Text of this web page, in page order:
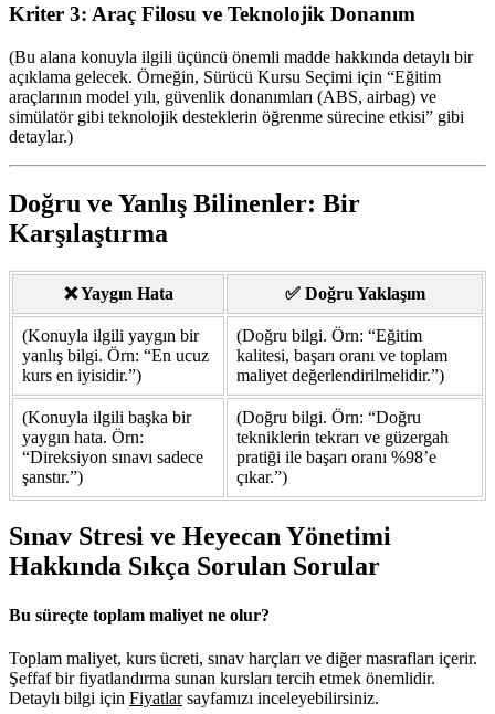
Kriter 3: Araç Filosu ve Teknolojik Donanım
(Bu alana konuyla ilgili üçüncü önemli madde hakkında detaylı bir
açıklama gelecek. Örneğin, Sürücü Kursu Seçimi için “Eğitim
araçlarının model yılı, güvenlik donanımları (ABS, airbag) ve
simülatör gibi teknolojik desteklerin öğrenme sürecine etkisi” gibi
detaylar.)
Doğru ve Yanlış Bilinenler: Bir
Karşılaştırma
❌ Yaygın Hata ✅ Doğru Yaklaşım
(Konuyla ilgili yaygın bir
yanlış bilgi. Örn: “En ucuz
kurs en iyisidir.”)
(Doğru bilgi. Örn: “Eğitim
kalitesi, başarı oranı ve toplam
maliyet değerlendirilmelidir.”)
(Konuyla ilgili başka bir
yaygın hata. Örn:
“Direksiyon sınavı sadece
şanstır.”)
(Doğru bilgi. Örn: “Doğru
tekniklerin tekrarı ve güzergah
pratiği ile başarı oranı %98’e
çıkar.”)
Sınav Stresi ve Heyecan Yönetimi
Hakkında Sıkça Sorulan Sorular
Bu süreçte toplam maliyet ne olur?
Toplam maliyet, kurs ücreti, sınav harçları ve diğer masrafları içerir.
Şeffaf bir fiyatlandırma sunan kursları tercih etmek önemlidir.
Detaylı bilgi için Fiyatlarsayfamızı inceleyebilirsiniz.